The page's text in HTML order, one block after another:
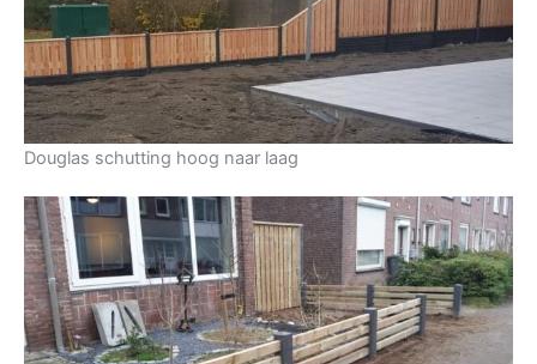
Douglas schutting hoog naar laag